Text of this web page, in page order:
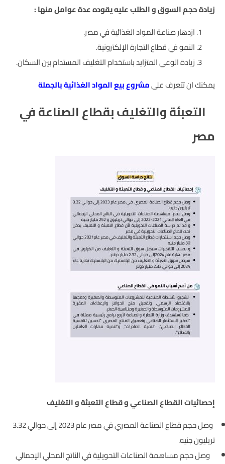
زيادة حجم السوق و الطلب عليه يقوده عدة عوامل منها :
ازدهار صناعة المواد الغذائية في مصر.
النمو في قطاع التجارة الإلكترونية.
زيادة الوعي المتزايد باستخدام التغليف المستدام بين السكان.
يمكنك ان تتعرف علىمشروع بيع المواد الغذائية بالجملة
التعبئة والتغليف بقطاع الصناعة في
مصر
إحصائيات القطاع الصناعي و قطاع التعبئة و التغليف
وصل حجم قطاع الصناعة المصري
في مصر عام 2023 إلى حوالي 3.32
تريليون جنيه.
وصل حجممساهمة الصناعات التحويلية في الناتج المحلي الإجمالي